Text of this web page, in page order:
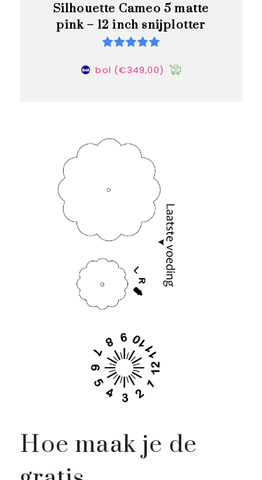
Silhouette Cameo 5 matte
pink – 12 inch snijplotter
bol (€349,00)
Hoe maak je de